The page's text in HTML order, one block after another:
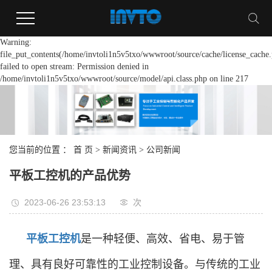
Warning:
file_put_contents(/home/invtoli1n5v5txo/wwwroot/source/cache/
failed to open stream: Permission denied in
/home/invtoli1n5v5txo/wwwroot/source/model/api.class.php on line 217
您当前的位置 ： 首 页 > 新闻资讯 > 公司新闻
平板工控机的产品优势
2023-06-26 23:53:13 次
平板工控机是一种轻便、高效、省电、易于管
理、具有良好可靠性的工业控制设备。与传统的工业